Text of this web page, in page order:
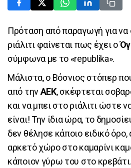
Πρόταση από παραγωγή για να
ριάλιτι φαίνεται πως έχει ο
σύμφωνα με το «republika».
Μάλιστα, ο Βόσνιος στόπερ
από τηνΑΕΚ, σκέφτεται
και να μπει στο ριάλιτι ώστε
είναι! Την ίδια ώρα, το
δεν θέλησε κάποιο ειδικό
αρκετό χώρο στο καμαρίνι
κάποιον γύρω του στο κρεβάτι.